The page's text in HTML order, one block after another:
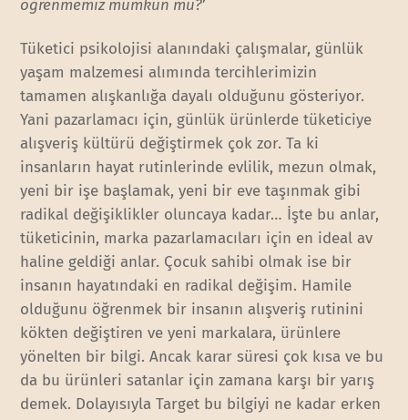
öğrenmemiz mümkün mü?’
Tüketici psikolojisi alanındaki çalışmalar, günlük
yaşam malzemesi alımında tercihlerimizin
tamamen alışkanlığa dayalı olduğunu gösteriyor.
Yani pazarlamacı için, günlük ürünlerde tüketiciye
alışveriş kültürü değiştirmek çok zor. Ta ki
insanların hayat rutinlerinde evlilik, mezun olmak,
yeni bir işe başlamak, yeni bir eve taşınmak gibi
radikal değişiklikler oluncaya kadar… İşte bu anlar,
tüketicinin, marka pazarlamacıları için en ideal av
haline geldiği anlar. Çocuk sahibi olmak ise bir
insanın hayatındaki en radikal değişim. Hamile
olduğunu öğrenmek bir insanın alışveriş rutinini
kökten değiştiren ve yeni markalara, ürünlere
yönelten bir bilgi. Ancak karar süresi çok kısa ve bu
da bu ürünleri satanlar için zamana karşı bir yarış
demek. Dolayısıyla Target bu bilgiyi ne kadar erken